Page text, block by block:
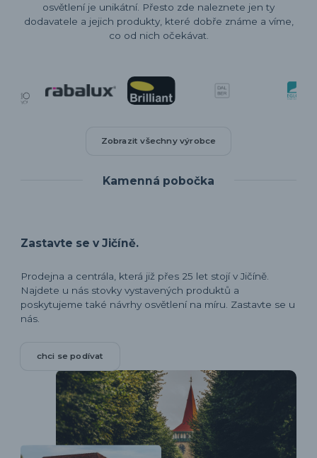
osvětlení je unikátní. Přesto zde naleznete jen ty
dodavatele a jejich produkty, které dobře známe a víme,
co od nich očekávat.
Zobrazit všechny výrobce
Kamenná pobočka
Zastavte se v Jičíně.
Prodejna a centrála, která již přes 25 let stojí v Jičíně.
Najdete u nás stovky vystavených produktů a
poskytujeme také návrhy osvětlení na míru. Zastavte se u
nás.
chci se podívat